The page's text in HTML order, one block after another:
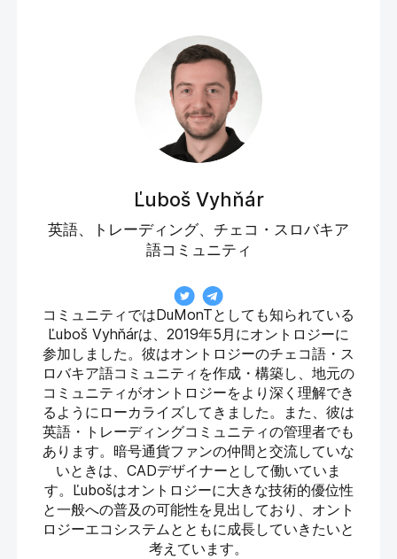
Ľuboš Vyhňár
英語、トレーディング、チェコ・スロバキア
語コミュニティ
コミュニティではDuMonTとしても知られている
Ľuboš Vyhňárは、2019年5月にオントロジーに
参加しました。彼はオントロジーのチェコ語・ス
ロバキア語コミュニティを作成・構築し、地元の
コミュニティがオントロジーをより深く理解でき
るようにローカライズしてきました。また、彼は
英語・トレーディングコミュニティの管理者でも
あります。暗号通貨ファンの仲間と交流していな
いときは、CADデザイナーとして働いていま
す。Ľubošはオントロジーに大きな技術的優位性
と一般への普及の可能性を見出しており、オント
ロジーエコシステムとともに成長していきたいと
考えています。